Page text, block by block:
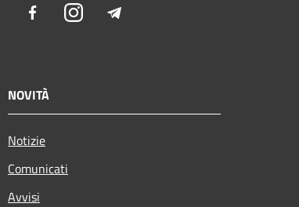
FacebookInstagram
NOVITÀ
Notizie
Comunicati
Avvisi